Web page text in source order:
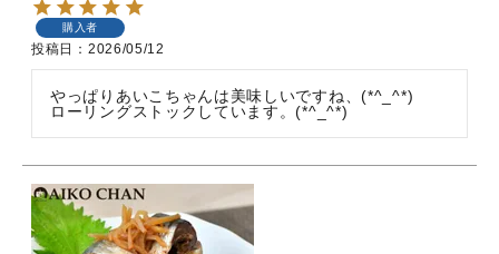
購入者
投稿日 2026/05/12
やっぱりあいこちゃんは美味しいですね、(*^_^*)
ローリングストックしています。(*^_^*)